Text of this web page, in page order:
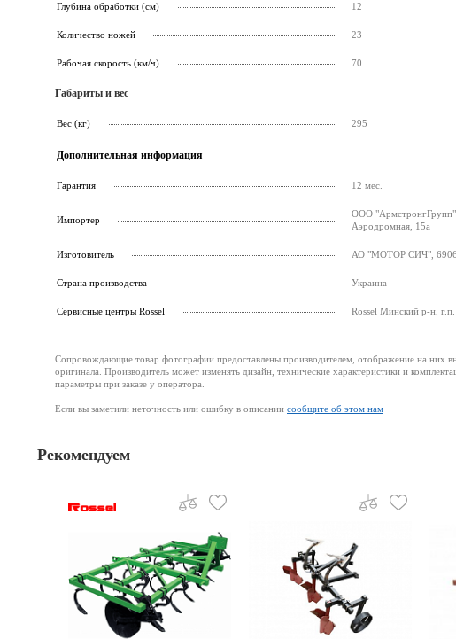
Глубина обработки (см) 12
Количество ножей 23
Рабочая скорость (км/ч) 70
Габариты и вес
Вес (кг) 295
Дополнительная информация
Гарантия 12 мес.
Импортер
ООО
Аэродромная, 15а
Изготовитель АО "МОТОР СИЧ",
Страна производства Украина
Cервисные центры Rossel Rossel Минский р-н,
Сопровождающие товар фотографии предоставлены производителем, отображение на них
оригинала. Производитель может изменять дизайн, технические характеристики и
параметры при заказе у оператора.
Если вы заметили неточность или ошибку в описании сообщите об этом нам
Рекомендуем